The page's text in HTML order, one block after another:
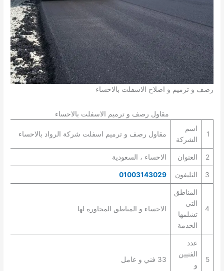
رصف و ترميم و اصلاح الاسفلت بالاحساء
مقاول رصف و ترميم الاسفلت بالاحساء
1
اسم
الشركة
مقاول رصف و ترميم اسفلت شركة الرواد بالاحساء
2 العنوان الاحساء ، السعودية
3 التليفون 01003143029
4
المناطق
التي
تشلمها
الخدمة
الاحساء و المناطق المجاورة لها
5
عدد
الفنيين
و
33 فني و عامل